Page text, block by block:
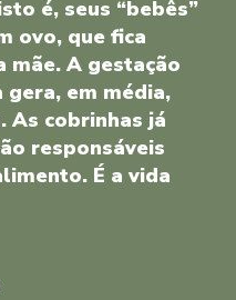
é, seus “bebês”
ovo, que fica
mãe. A gestação
gera, em média,
As cobrinhas já
responsáveis
É a vida